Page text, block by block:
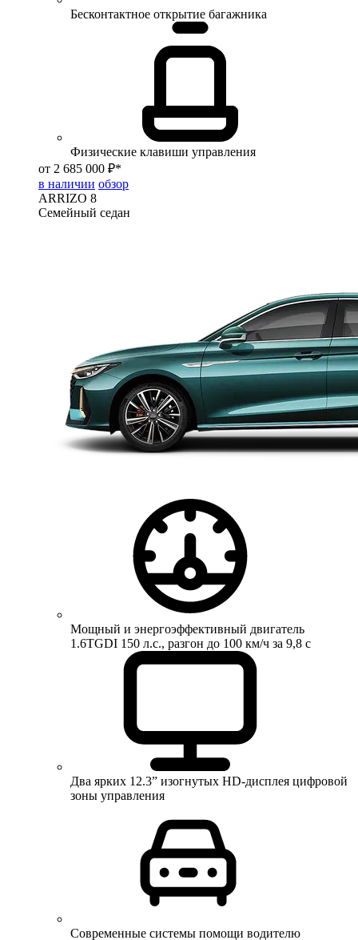
Бесконтактное открытие багажника
Физические клавиши управления
от 2 685 000 ₽*
в наличии обзор
ARRIZO 8
Семейный седан
Мощный и энергоэффективный двигатель
1.6TGDI 150 л.с., разгон до 100 км/ч за 9,8 с
Два ярких 12.3” изогнутых HD-дисплея цифровой
зоны управления
Современные системы помощи водителю